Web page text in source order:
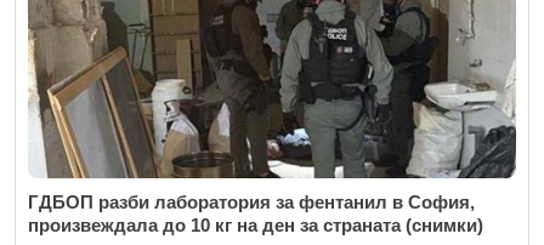
ГДБОП разби лаборатория за фентанил в София,
произвеждала до 10 кг на ден за страната (снимки)